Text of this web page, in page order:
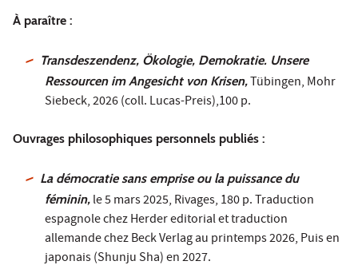
À paraître :
Transdeszendenz, Ökologie, Demokratie. Unsere
Ressourcen im Angesicht von Krisen,Tübingen, Mohr
Siebeck, 2026 (coll. Lucas-Preis),100 p.
Ouvrages philosophiques personnels publiés :
La démocratie sans emprise ou la puissance du
féminin, le 5 mars 2025, Rivages, 180 p. Traduction
espagnole chez Herder editorial et traduction
allemande chez Beck Verlag au printemps 2026, Puis en
japonais (Shunju Sha) en 2027.